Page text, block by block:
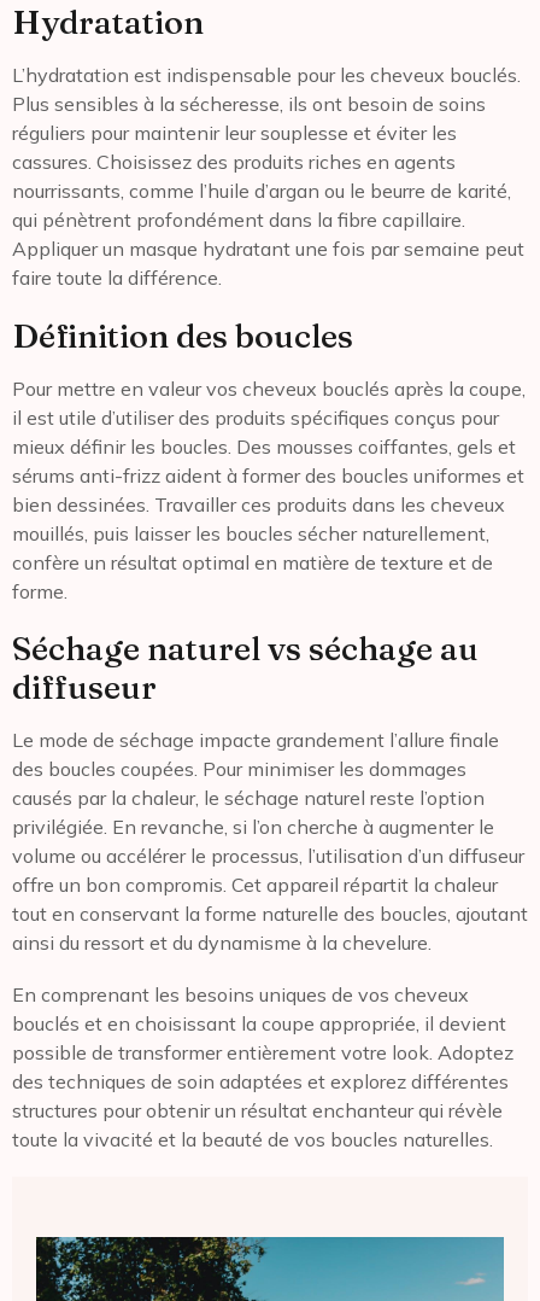
Hydratation
L’hydratation est indispensable pour les cheveux bouclés.
Plus sensibles à la sécheresse, ils ont besoin de soins
réguliers pour maintenir leur souplesse et éviter les
cassures. Choisissez des produits riches en agents
nourrissants, comme l’huile d’argan ou le beurre de karité,
qui pénètrent profondément dans la fibre capillaire.
Appliquer un masque hydratant une fois par semaine peut
faire toute la différence.
Définition des boucles
Pour mettre en valeur vos cheveux bouclés après la coupe,
il est utile d’utiliser des produits spécifiques conçus pour
mieux définir les boucles. Des mousses coiffantes, gels et
sérums anti-frizz aident à former des boucles uniformes et
bien dessinées. Travailler ces produits dans les cheveux
mouillés, puis laisser les boucles sécher naturellement,
confère un résultat optimal en matière de texture et de
forme.
Séchage naturel vs séchage au
diffuseur
Le mode de séchage impacte grandement l’allure finale
des boucles coupées. Pour minimiser les dommages
causés par la chaleur, le séchage naturel reste l’option
privilégiée. En revanche, si l’on cherche à augmenter le
volume ou accélérer le processus, l’utilisation d’un diffuseur
offre un bon compromis. Cet appareil répartit la chaleur
tout en conservant la forme naturelle des boucles, ajoutant
ainsi du ressort et du dynamisme à la chevelure.
En comprenant les besoins uniques de vos cheveux
bouclés et en choisissant la coupe appropriée, il devient
possible de transformer entièrement votre look. Adoptez
des techniques de soin adaptées et explorez différentes
structures pour obtenir un résultat enchanteur qui révèle
toute la vivacité et la beauté de vos boucles naturelles.